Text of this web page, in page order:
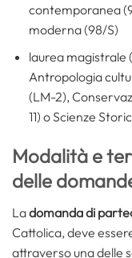
contemporanea
moderna (98/S)
laurea magistrale
Antropologia
(LM-2),
11) o Scienze
Modalità e
delle
Ladomanda di
Cattolica, deve
attraverso una delle